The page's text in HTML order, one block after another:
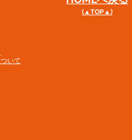
(▲TOP▲)
いて